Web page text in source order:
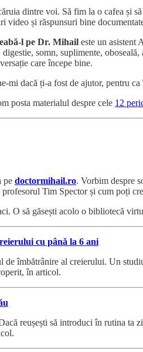
dintre voi. Să fim la o cafea și
și răspunsuri bine
l pe Dr. Mihail este un asistent
somn, suplimente,
care începe bine.
mi dacă ți-a fost de ajutor, pentru
posta materialul despre cele 12
pe doctormihail.ro. Vorbim despre
Tim Spector și cum poți
O să găsești acolo o bibliotecă
cu până la 6 ani
îmbătrânire al creierului. Un
în articol.
reușești să introduci în rutina